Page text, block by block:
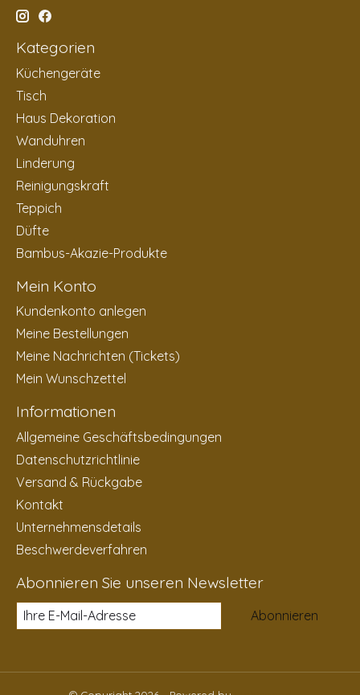
Kategorien
Küchengeräte
Tisch
Haus Dekoration
Wanduhren
Linderung
Reinigungskraft
Teppich
Düfte
Bambus-Akazie-Produkte
Mein Konto
Kundenkonto anlegen
Meine Bestellungen
Meine Nachrichten (Tickets)
Mein Wunschzettel
Informationen
Allgemeine Geschäftsbedingungen
Datenschutzrichtlinie
Versand & Rückgabe
Kontakt
Unternehmensdetails
Beschwerdeverfahren
Abonnieren Sie unseren Newsletter
Abonnieren